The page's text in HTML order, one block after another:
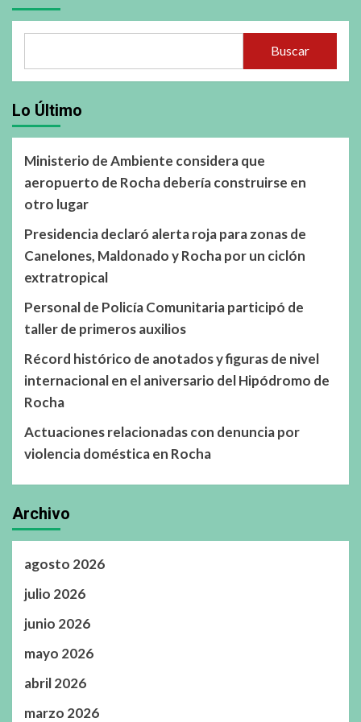
Buscar
Lo Último
Ministerio de Ambiente considera que
aeropuerto de Rocha debería construirse en
otro lugar
Presidencia declaró alerta roja para zonas de
Canelones, Maldonado y Rocha por un ciclón
extratropical
Personal de Policía Comunitaria participó de
taller de primeros auxilios
Récord histórico de anotados y figuras de nivel
internacional en el aniversario del Hipódromo de
Rocha
Actuaciones relacionadas con denuncia por
violencia doméstica en Rocha
Archivo
agosto 2026
julio 2026
junio 2026
mayo 2026
abril 2026
marzo 2026